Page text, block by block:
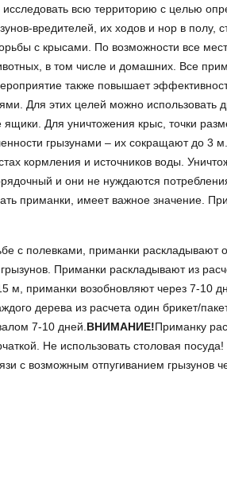
всю территорию с целью
вредителей, их ходов и нор в полу,
с крысами. По возможности все
в том числе и домашних. Все
также повышает
Для этих целей можно использовать
Для уничтожения крыс, точки
грызунами – их сокращают до 3
кормления и источников воды.
и они не нуждаются
приманки, имеет важное значение.
с полевками, приманки раскладывают
Приманки раскладывают из
м, приманки возобновляют через 7-10
дерева из расчета один брикет/
7-10 дней. ВНИМАНИЕ!Приманку
Не использовать столовая
с возможным отпугиванием грызунов